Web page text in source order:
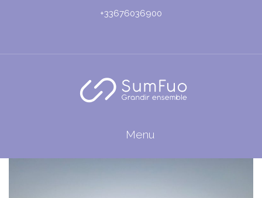
+33676036900
Menu